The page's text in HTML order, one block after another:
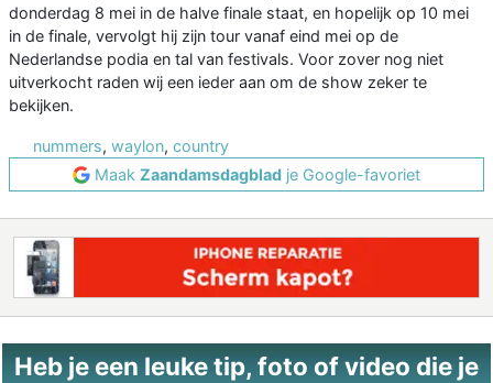
donderdag 8 mei in de halve finale staat, en hopelijk op 10 mei
in de finale, vervolgt hij zijn tour vanaf eind mei op de
Nederlandse podia en tal van festivals. Voor zover nog niet
uitverkocht raden wij een ieder aan om de show zeker te
bekijken.
nummers, waylon, country
Maak Zaandamsdagblad je Google-favoriet
Heb je een leuke tip, foto of video die je